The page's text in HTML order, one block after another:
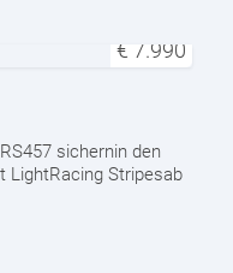
€ 7.990
sichernin den
LightRacing Stripesab